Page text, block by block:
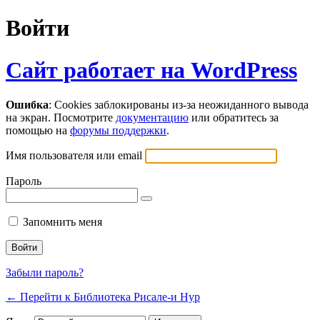
Войти
Сайт работает на WordPress
Ошибка: Cookies заблокированы из-за неожиданного вывода
на экран. Посмотрите документацию или обратитесь за
помощью на форумы поддержки.
Имя пользователя или email
Пароль
Запомнить меня
Забыли пароль?
← Перейти к Библиотека Рисале-и Нур